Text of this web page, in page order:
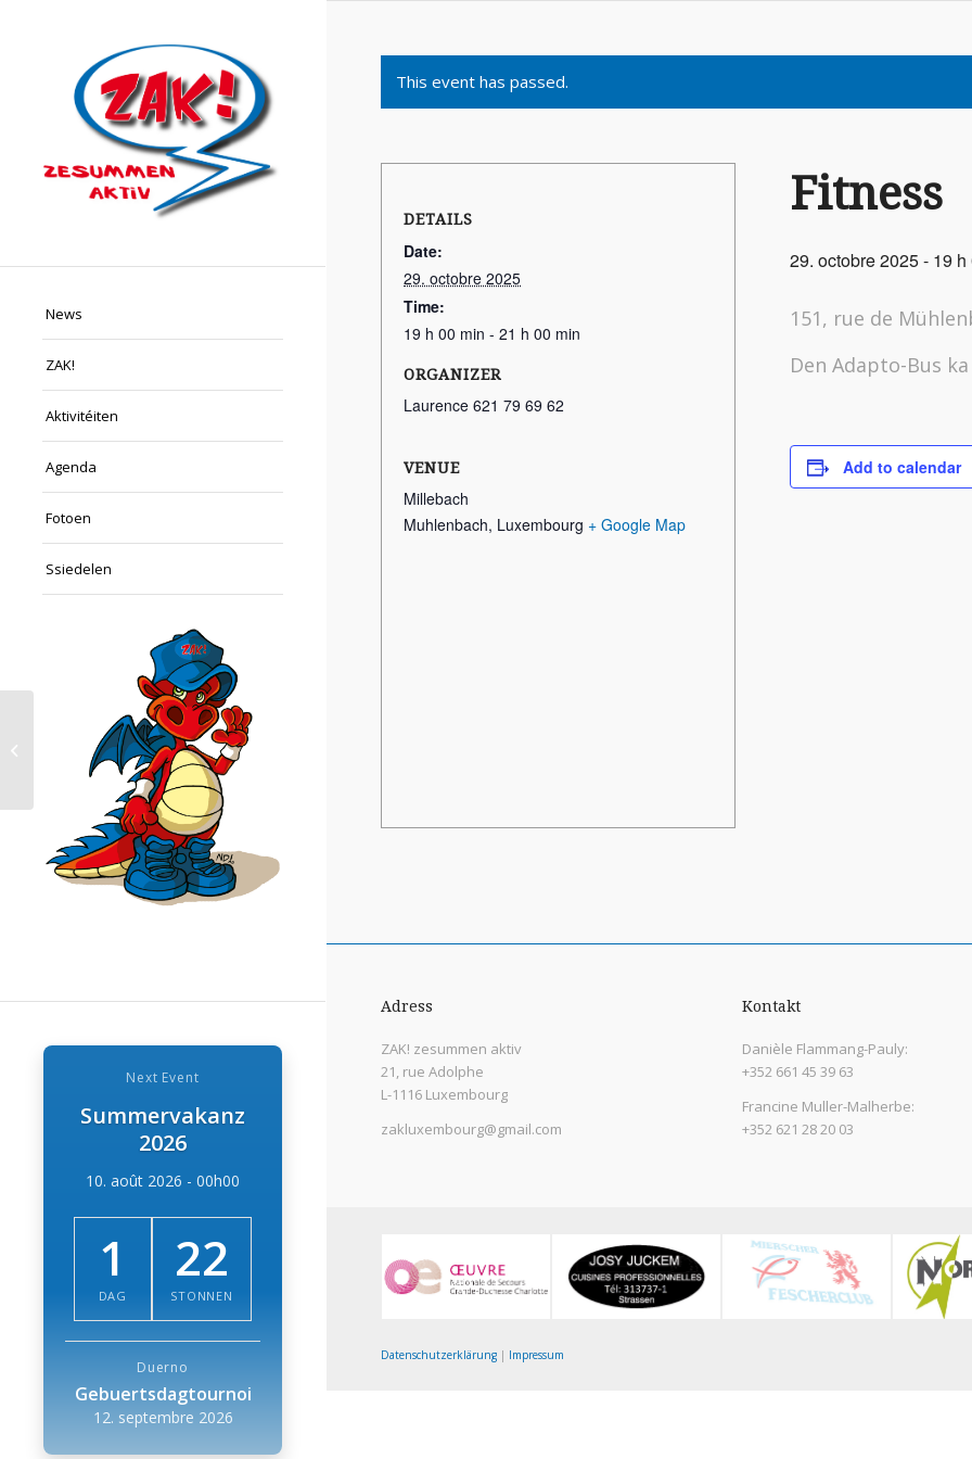
News
ZAK!
Aktivitéiten
Agenda
Fotoen
Ssiedelen
Next Event
Summervakanz
2026
10. août 2026 - 00h00
1
DAG
22
STONNEN
Duerno
Gebuertsdagtournoi
12. septembre 2026
This event has passed.
Fitness
29. octobre 2025 - 19
151, rue de
Den Adapto-Bus
Add to calendar
DETAILS
Date:
29. octobre 2025
Time:
19 h 00 min - 21 h 00 min
ORGANIZER
Laurence 621 79 69 62
VENUE
Millebach
Muhlenbach, Luxembourg + Google Map
Adress
ZAK! zesummen aktiv
21, rue Adolphe
L-1116 Luxembourg
zakluxembourg@gmail.com
Kontakt
Danièle Flammang-Pauly:
+352 661 45 39 63
Francine Muller-Malherbe:
+352 621 28 20 03
Datenschutzerklärung | Impressum
Butzen Training